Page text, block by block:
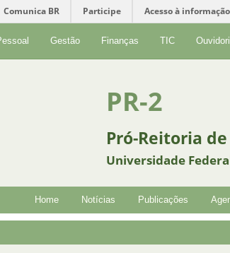
Comunica BR Participe Acesso à informação
Gestão Finanças TIC
PR-2
Pró-Reitoria
Universidade
Home Notícias Publicações